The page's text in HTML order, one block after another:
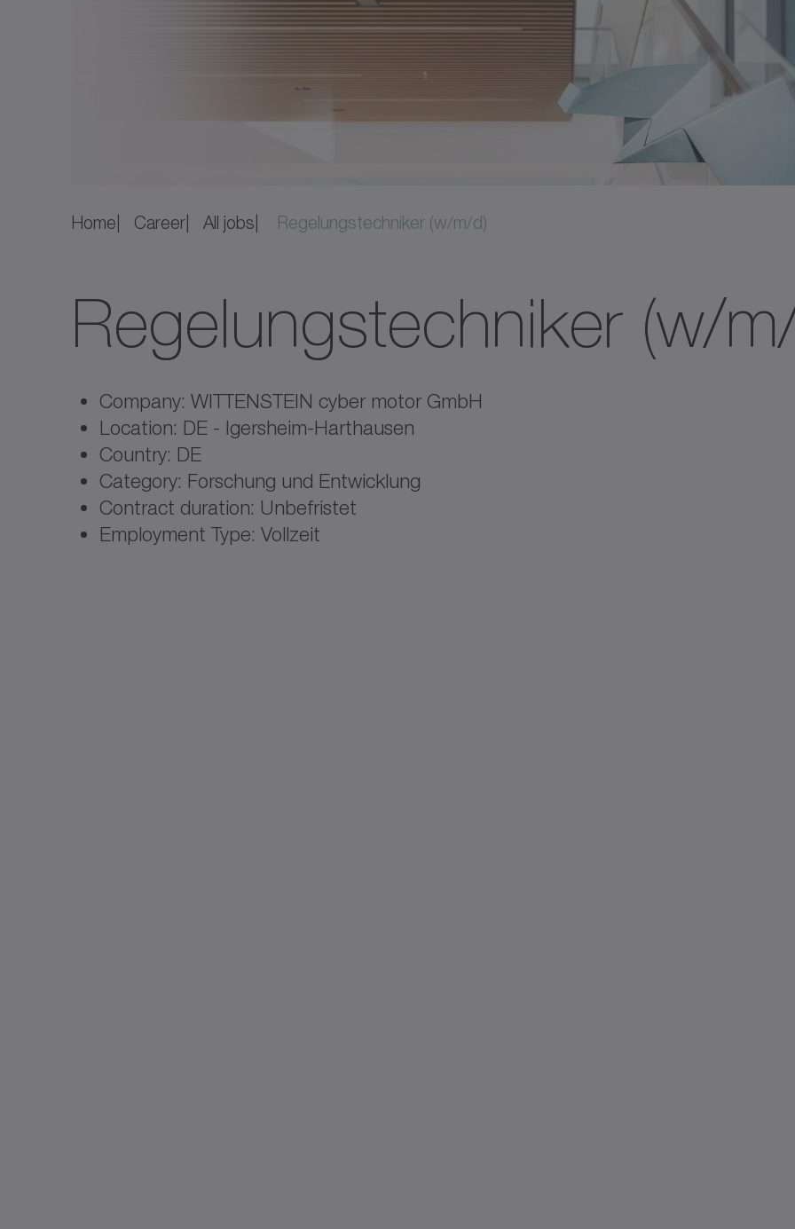
Home Career All jobs Regelungstechniker (w/m/d)
Regelungstechniker (w/
Company: WITTENSTEIN cyber motor GmbH
Location: DE - Igersheim-Harthausen
Country: DE
Category: Forschung und Entwicklung
Contract duration: Unbefristet
Employment Type: Vollzeit